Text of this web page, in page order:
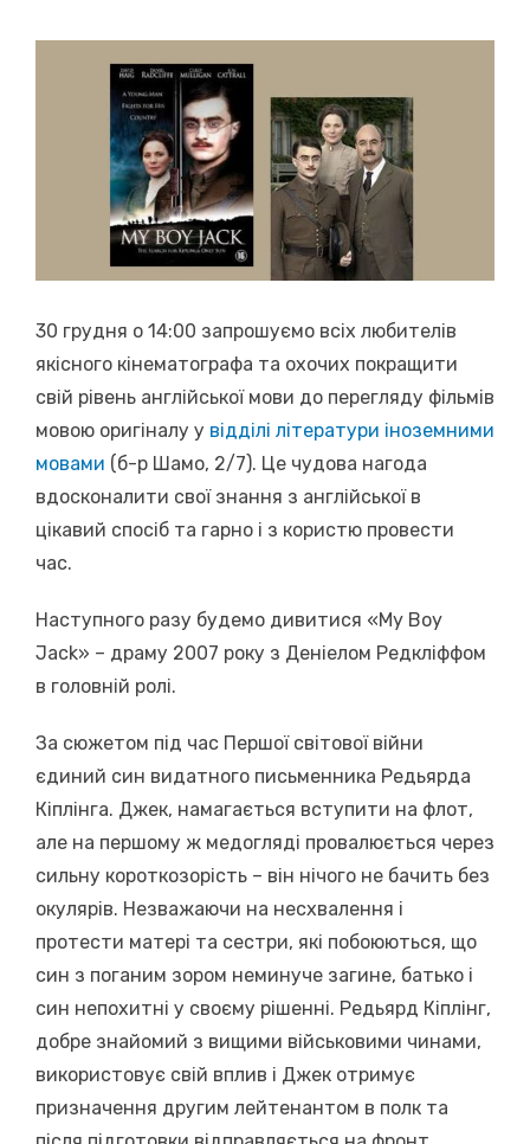
30 грудня о 14:00 запрошуємо всіх любителів
якісного кінематографа та охочих покращити
свій рівень англійської мови до перегляду фільмів
мовою оригіналу у відділі літератури іноземними
мовами (б-р Шамо, 2/7). Це чудова нагода
вдосконалити свої знання з англійської в
цікавий спосіб та гарно і з користю провести
час.
Наступного разу будемо дивитися «My Boy
Jack» – драму 2007 року з Деніелом Редкліффом
в головній ролі.
За сюжетом під час Першої світової війни
єдиний син видатного письменника Редьярда
Кіплінга. Джек, намагається вступити на флот,
але на першому ж медогляді провалюється через
сильну короткозорість – він нічого не бачить без
окулярів. Незважаючи на несхвалення і
протести матері та сестри, які побоюються, що
син з поганим зором неминуче загине, батько і
син непохитні у своєму рішенні. Редьярд Кіплінг,
добре знайомий з вищими військовими чинами,
використовує свій вплив і Джек отримує
призначення другим лейтенантом в полк та